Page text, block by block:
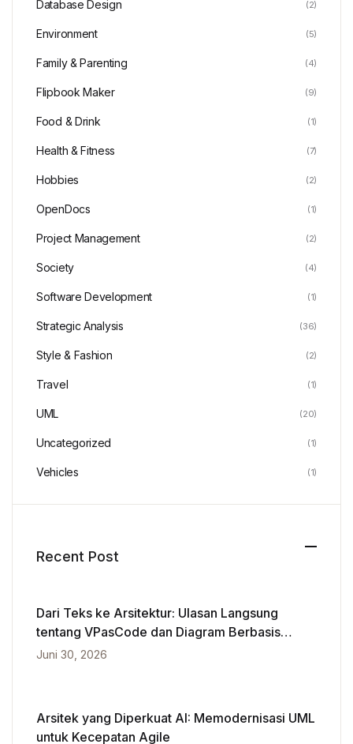
Database Design (2)
Environment (5)
Family & Parenting (4)
Flipbook Maker (9)
Food & Drink (1)
Health & Fitness (7)
Hobbies (2)
OpenDocs (1)
Project Management (2)
Society (4)
Software Development (1)
Strategic Analysis (36)
Style & Fashion (2)
Travel (1)
UML (20)
Uncategorized (1)
Vehicles (1)
Recent Post
Dari Teks ke Arsitektur: Ulasan Langsung
tentang VPasCode dan Diagram Berbasis
Kecerdasan Buatan
Juni 30, 2026
Arsitek yang Diperkuat AI: Memodernisasi UML
untuk Kecepatan Agile